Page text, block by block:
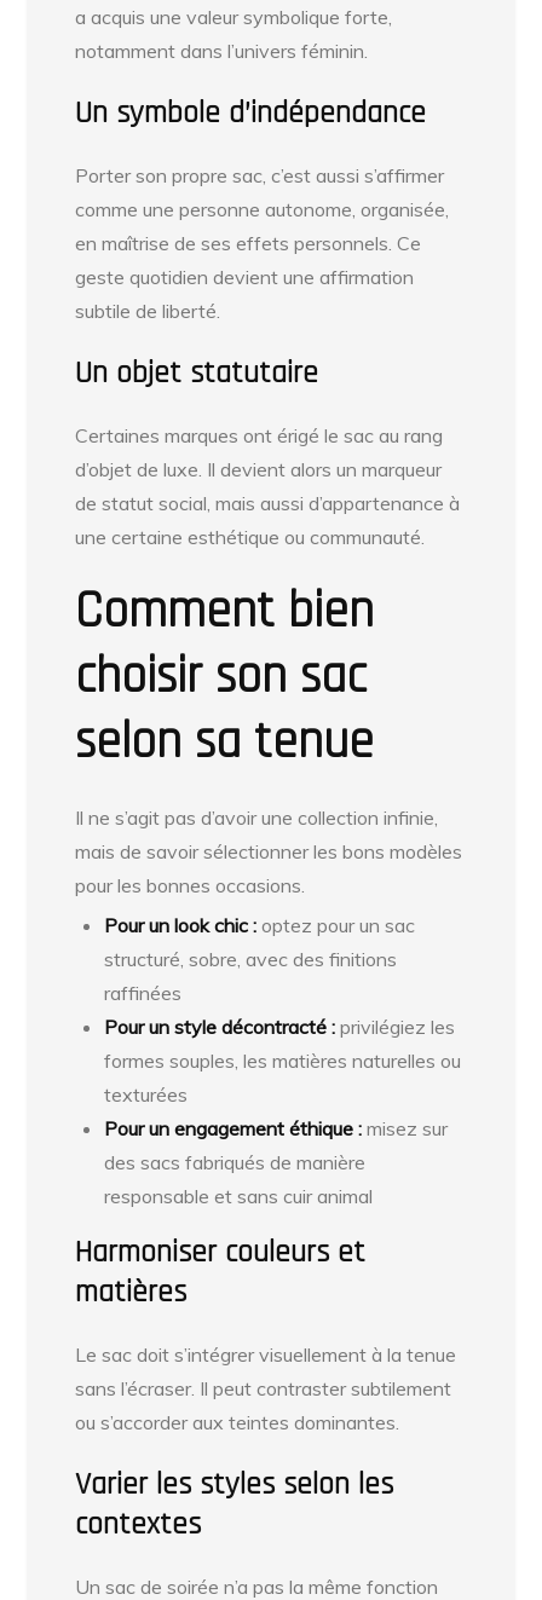
a acquis une valeur symbolique forte,
notamment dans l’univers féminin.
Un symbole d’indépendance
Porter son propre sac, c’est aussi s’affirmer
comme une personne autonome, organisée,
en maîtrise de ses effets personnels. Ce
geste quotidien devient une affirmation
subtile de liberté.
Un objet statutaire
Certaines marques ont érigé le sac au rang
d’objet de luxe. Il devient alors un marqueur
de statut social, mais aussi d’appartenance à
une certaine esthétique ou communauté.
Comment bien
choisir son sac
selon sa tenue
Il ne s’agit pas d’avoir une collection infinie,
mais de savoir sélectionner les bons modèles
pour les bonnes occasions.
Pour un look chic : optez pour un sac
structuré, sobre, avec des finitions
raffinées
Pour un style décontracté : privilégiez les
formes souples, les matières naturelles ou
texturées
Pour un engagement éthique : misez sur
des sacs fabriqués de manière
responsable et sans cuir animal
Harmoniser couleurs et
matières
Le sac doit s’intégrer visuellement à la tenue
sans l’écraser. Il peut contraster subtilement
ou s’accorder aux teintes dominantes.
Varier les styles selon les
contextes
Un sac de soirée n’a pas la même fonction